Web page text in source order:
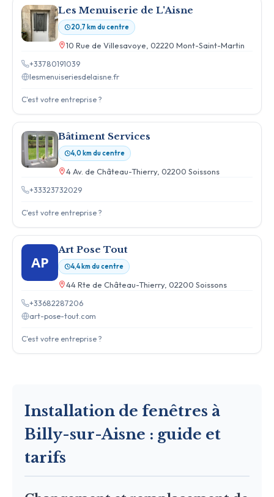
Les Menuiserie de L'Aisne
20,7 km du centre
10 Rue de Villesavoye, 02220 Mont-Saint-Martin
+33780191039
lesmenuiseriesdelaisne.fr
C'est votre entreprise ?
Bâtiment Services
4,0 km du centre
4 Av. de Château-Thierry, 02200 Soissons
+33323732029
C'est votre entreprise ?
AP
Art Pose Tout
4,4 km du centre
44 Rte de Château-Thierry, 02200 Soissons
+33682287206
art-pose-tout.com
C'est votre entreprise ?
Installation de fenêtres à
Billy-sur-Aisne : guide et
tarifs